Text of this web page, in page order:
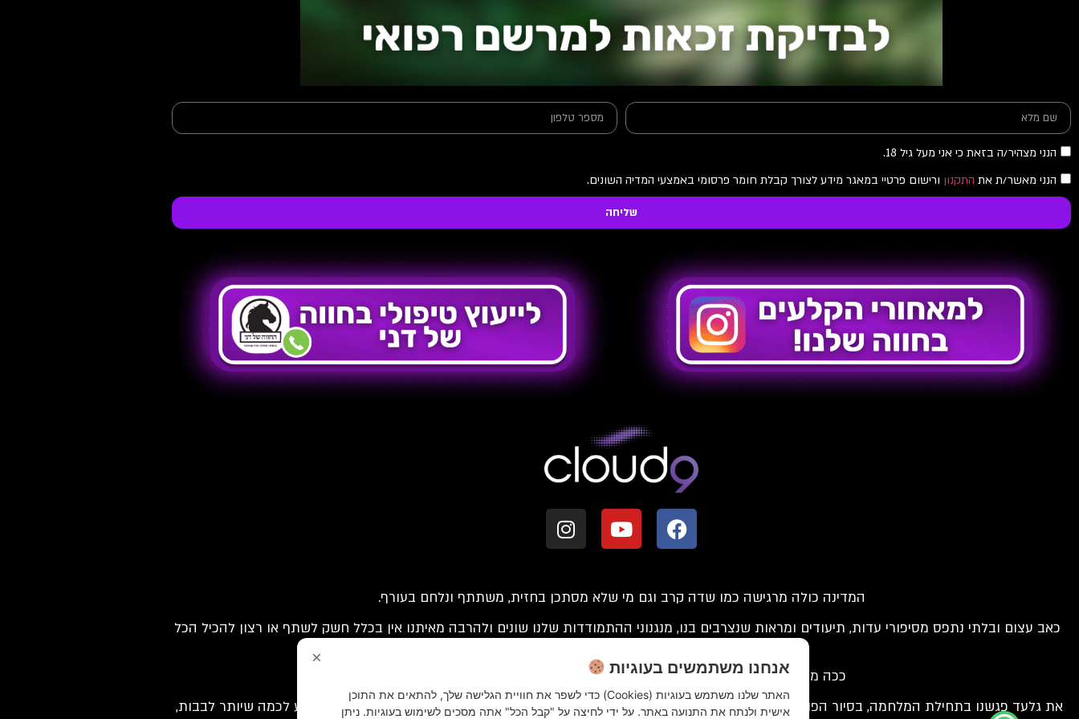
הנני מצהיר/ה בזאת כי אני מעל גיל 18.
הנני מאשר/ת את התקנון ורישום פרטיי במאגר מידע לצורך קבלת חומר פרסומי באמצעי המדיה השונים.
שליחה
המדינה כולה מרגישה כמו שדה קרב וגם מי שלא מסתכן בחזית, משתתף ונלחם בעורף.
כאב עצום ובלתי נתפס מסיפורי עדות, תיעודים ומראות שנצרבים בנו, מנגנוני ההתמודדות שלנו שונים ולהרבה מאיתנו אין בכלל חשק לשתף או רצון להכיל הכל
ככה מתחילה פוסט טראומה, יש לה הרבה פנים והשלכות שאפשר למנוע מלחוות.
את גלעד פגשנו בתחילת המלחמה, בסיור הפוגה שאירחנו בחווה שלנו. דיברנו וככל שהעמקנו הבנו שהשיחה הזו מלב אל לב, צריכה להגיע לכמה שיותר לבבות,
× אנחנו משתמשים בעוגיות
האתר שלנו משתמש בעוגיות (Cookies) כדי לשפר את חוויית הגלישה שלך, להתאים את התוכן
אישית ולנתח את התנועה באתר. על ידי לחיצה על "קבל הכל" אתה מסכים לשימוש בעוגיות. ניתן